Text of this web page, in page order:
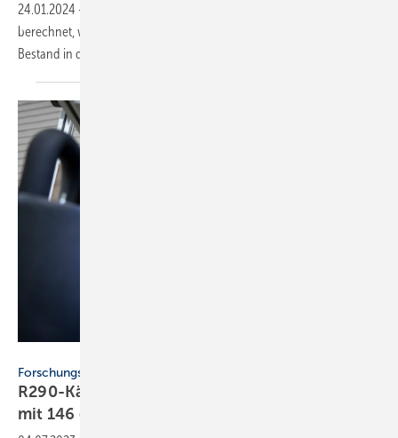
24.01.2024 -
berechnet, wie hoch die Kosten für ver­schie­dene Heiz­tech­niken im
Bestand in den nächsten 20 Jahren
Forschungsprojekt
R290-Kältekreis liefert 11,4 kW Heizleistung
mit 146 g